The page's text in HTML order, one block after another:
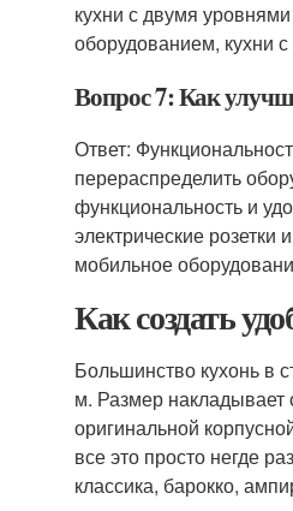
кухни с двумя
оборудованием, кухни
Вопрос 7: Как
Ответ:
перераспределить
функциональность и
электрические
мобильное
Как создать
Большинство кухонь в
м. Размер накладывает
оригинальной
все это просто негде
классика, барокко,